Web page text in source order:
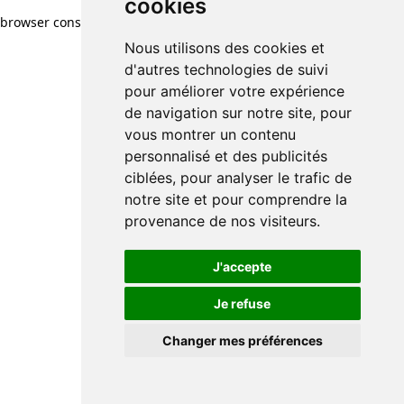
cookies
Nous utilisons des cookies et
d'autres technologies de suivi
pour améliorer votre expérience
de navigation sur notre site, pour
vous montrer un contenu
personnalisé et des publicités
ciblées, pour analyser le trafic de
notre site et pour comprendre la
provenance de nos visiteurs.
J'accepte
Je refuse
Changer mes préférences
browser console for more information)